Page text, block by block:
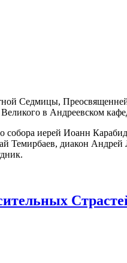
Седмицы,
в Андреевском
собора иерей Иоанн
диакон